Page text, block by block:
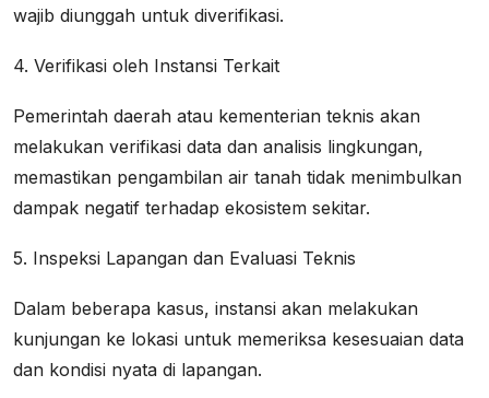
wajib diunggah untuk diverifikasi.
4. Verifikasi oleh Instansi Terkait
Pemerintah daerah atau kementerian teknis akan
melakukan verifikasi data dan analisis lingkungan,
memastikan pengambilan air tanah tidak menimbulkan
dampak negatif terhadap ekosistem sekitar.
5. Inspeksi Lapangan dan Evaluasi Teknis
Dalam beberapa kasus, instansi akan melakukan
kunjungan ke lokasi untuk memeriksa kesesuaian data
dan kondisi nyata di lapangan.